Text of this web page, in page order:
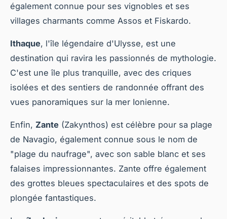
également connue pour ses vignobles et ses
villages charmants comme Assos et Fiskardo.
Ithaque, l'île légendaire d'Ulysse, est une
destination qui ravira les passionnés de mythologie.
C'est une île plus tranquille, avec des criques
isolées et des sentiers de randonnée offrant des
vues panoramiques sur la mer Ionienne.
Enfin, Zante (Zakynthos) est célèbre pour sa plage
de Navagio, également connue sous le nom de
"plage du naufrage", avec son sable blanc et ses
falaises impressionnantes. Zante offre également
des grottes bleues spectaculaires et des spots de
plongée fantastiques.